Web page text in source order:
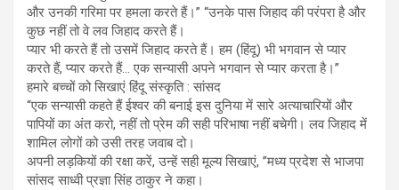
और उनकी गरिमा पर हमला करते हैं।” “उनके पास जिहाद की परंपरा है और
कुछ नहीं तो वे लव जिहाद करते हैं।
प्यार भी करते हैं तो उसमें जिहाद करते हैं। हम (हिंदू) भी भगवान से प्यार
करते हैं, प्यार करते हैं… एक सन्यासी अपने भगवान से प्यार करता है।”
हमारे बच्चों को सिखाएं हिंदू संस्कृति : सांसद
“एक सन्यासी कहते हैं ईश्वर की बनाई इस दुनिया में सारे अत्याचारियों और
पापियों का अंत करो, नहीं तो प्रेम की सही परिभाषा नहीं बचेगी। लव जिहाद में
शामिल लोगों को उसी तरह जवाब दो।
अपनी लड़कियों की रक्षा करें, उन्हें सही मूल्य सिखाएं, ”मध्य प्रदेश से भाजपा
सांसद साध्वी प्रज्ञा सिंह ठाकुर ने कहा।